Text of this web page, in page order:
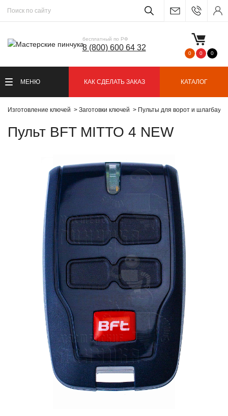
бесплатный по РФ
8 (800) 600 64 32
0 0 0
МЕНЮ КАК СДЕЛАТЬ ЗАКАЗ КАТАЛОГ
Изготовление ключей Заготовки ключей Пульты для ворот и
Пульт BFT MITTO 4 NEW